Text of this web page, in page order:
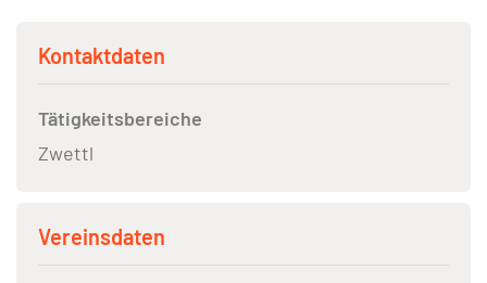
Kontaktdaten
Tätigkeitsbereiche
Zwettl
Vereinsdaten